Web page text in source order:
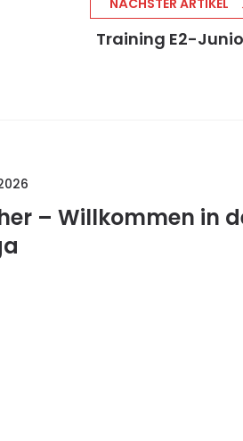
NÄCHSTER ARTIKEL
Training E2-
– Willkommen in